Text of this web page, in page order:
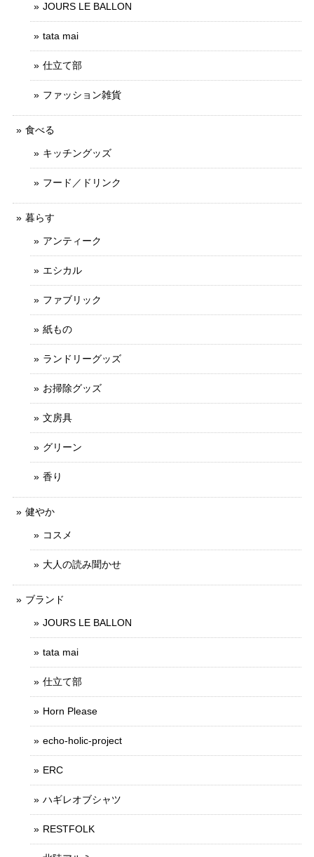
JOURS LE BALLON
tata mai
仕立て部
ファッション雑貨
食べる
キッチングッズ
フード／ドリンク
暮らす
アンティーク
エシカル
ファブリック
紙もの
ランドリーグッズ
お掃除グッズ
文房具
グリーン
香り
健やか
コスメ
大人の読み聞かせ
ブランド
JOURS LE BALLON
tata mai
仕立て部
Horn Please
echo-holic-project
ERC
ハギレオブシャツ
RESTFOLK